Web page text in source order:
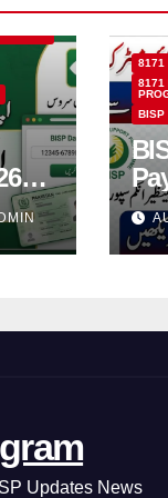
8171
8171
BISP
&
Updates News